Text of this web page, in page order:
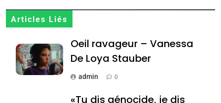
Articles Liés
Oeil ravageur – Vanessa
De Loya Stauber
admin 0
«Tu dis génocide, je dis
Zrihen-Dvir
7
Jacques Hadida
JUDAISME
Maroc : Les amandes de